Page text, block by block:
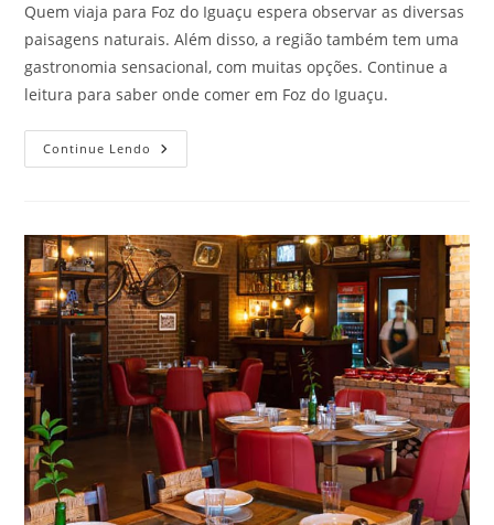
Quem viaja para Foz do Iguaçu espera observar as diversas
paisagens naturais. Além disso, a região também tem uma
gastronomia sensacional, com muitas opções. Continue a
leitura para saber onde comer em Foz do Iguaçu.
Continue Lendo Saiba
Onde
Iguaçu,
PR!
Veja
Aqui: